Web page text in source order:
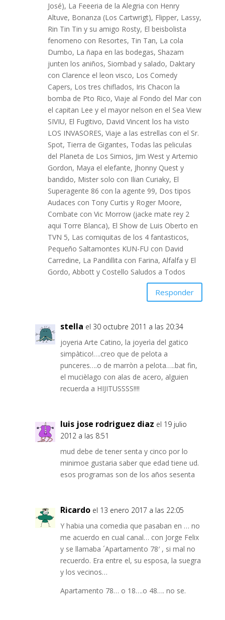
José), La Feeeria de la Alegria con Henry
Altuve, Bonanza (Los Cartwrigt), Flipper, Lassy,
Rin Tin Tin y su amigo Rosty, El beisbolista
fenomeno con Resortes, Tin Tan, La cola
Dumbo, La ñapa en las bodegas, Shazam
junten los aniños, Siombad y salado, Daktary
con Clarence el leon visco, Los Comedy
Capers, Los tres chiflados, Iris Chacon la
bomba de Pto Rico, Viaje al Fondo del Mar con
el capitan Lee y el mayor nelson en el Sea View
SIVIU, El Fugitivo, David Vincent los ha visto
LOS INVASORES, Viaje a las estrellas con el Sr.
Spot, Tierra de Gigantes, Todas las peliculas
del Planeta de Los Simios, Jim West y Artemio
Gordon, Maya el elefante, Jhonny Quest y
bandido, Mister solo con Ilian Curiaky, El
Superagente 86 con la agente 99, Dos tipos
Audaces con Tony Curtis y Roger Moore,
Combate con Vic Morrow (jacke mate rey 2
aqui Torre Blanca), El Show de Luis Oberto en
TVN 5, Las comiquitas de los 4 fantasticos,
Pequeño Saltamontes KUN-FU con David
Carredine, La Pandillita con Farina, Alfalfa y El
Gordo, Abbott y Costello Saludos a Todos
Responder
stella el 30 octubre 2011 a las 20:34
joyeria Arte Catino, la joyerìa del gatico
simpàtico!….creo que de pelota a
punceres….o de marròn a pelota…..bat fin,
el mucièlago con alas de acero, alguien
recuerda a HIJITUSSSS!!!!
luis jose rodriguez diaz el 19 julio
2012 a las 8:51
mud debe de tener senta y cinco por lo
minimoe gustaria saber que edad tiene ud.
esos programas son de los años sesenta
Ricardo el 13 enero 2017 a las 22:05
Y habia una comedia que pasaban en … no
me acuerdo en cual canal… con Jorge Felix
y se llamaba ´Apartamento 78′ , si mal no
recuerdo. Era entre el, su esposa, la suegra
y los vecinos…
Apartamento 78… o 18….o 48…. no se.